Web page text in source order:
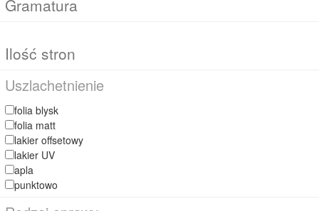
Uszlachetnienie
folia blysk
folia matt
lakier offsetowy
lakier UV
apla
punktowo